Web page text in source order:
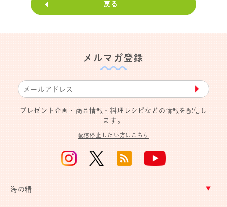
戻る
メルマガ登録
▶︎
プレゼント企画・商品情報・料理レシピなどの情報を配信し
ます。
配信停止したい方はこちら
海の精